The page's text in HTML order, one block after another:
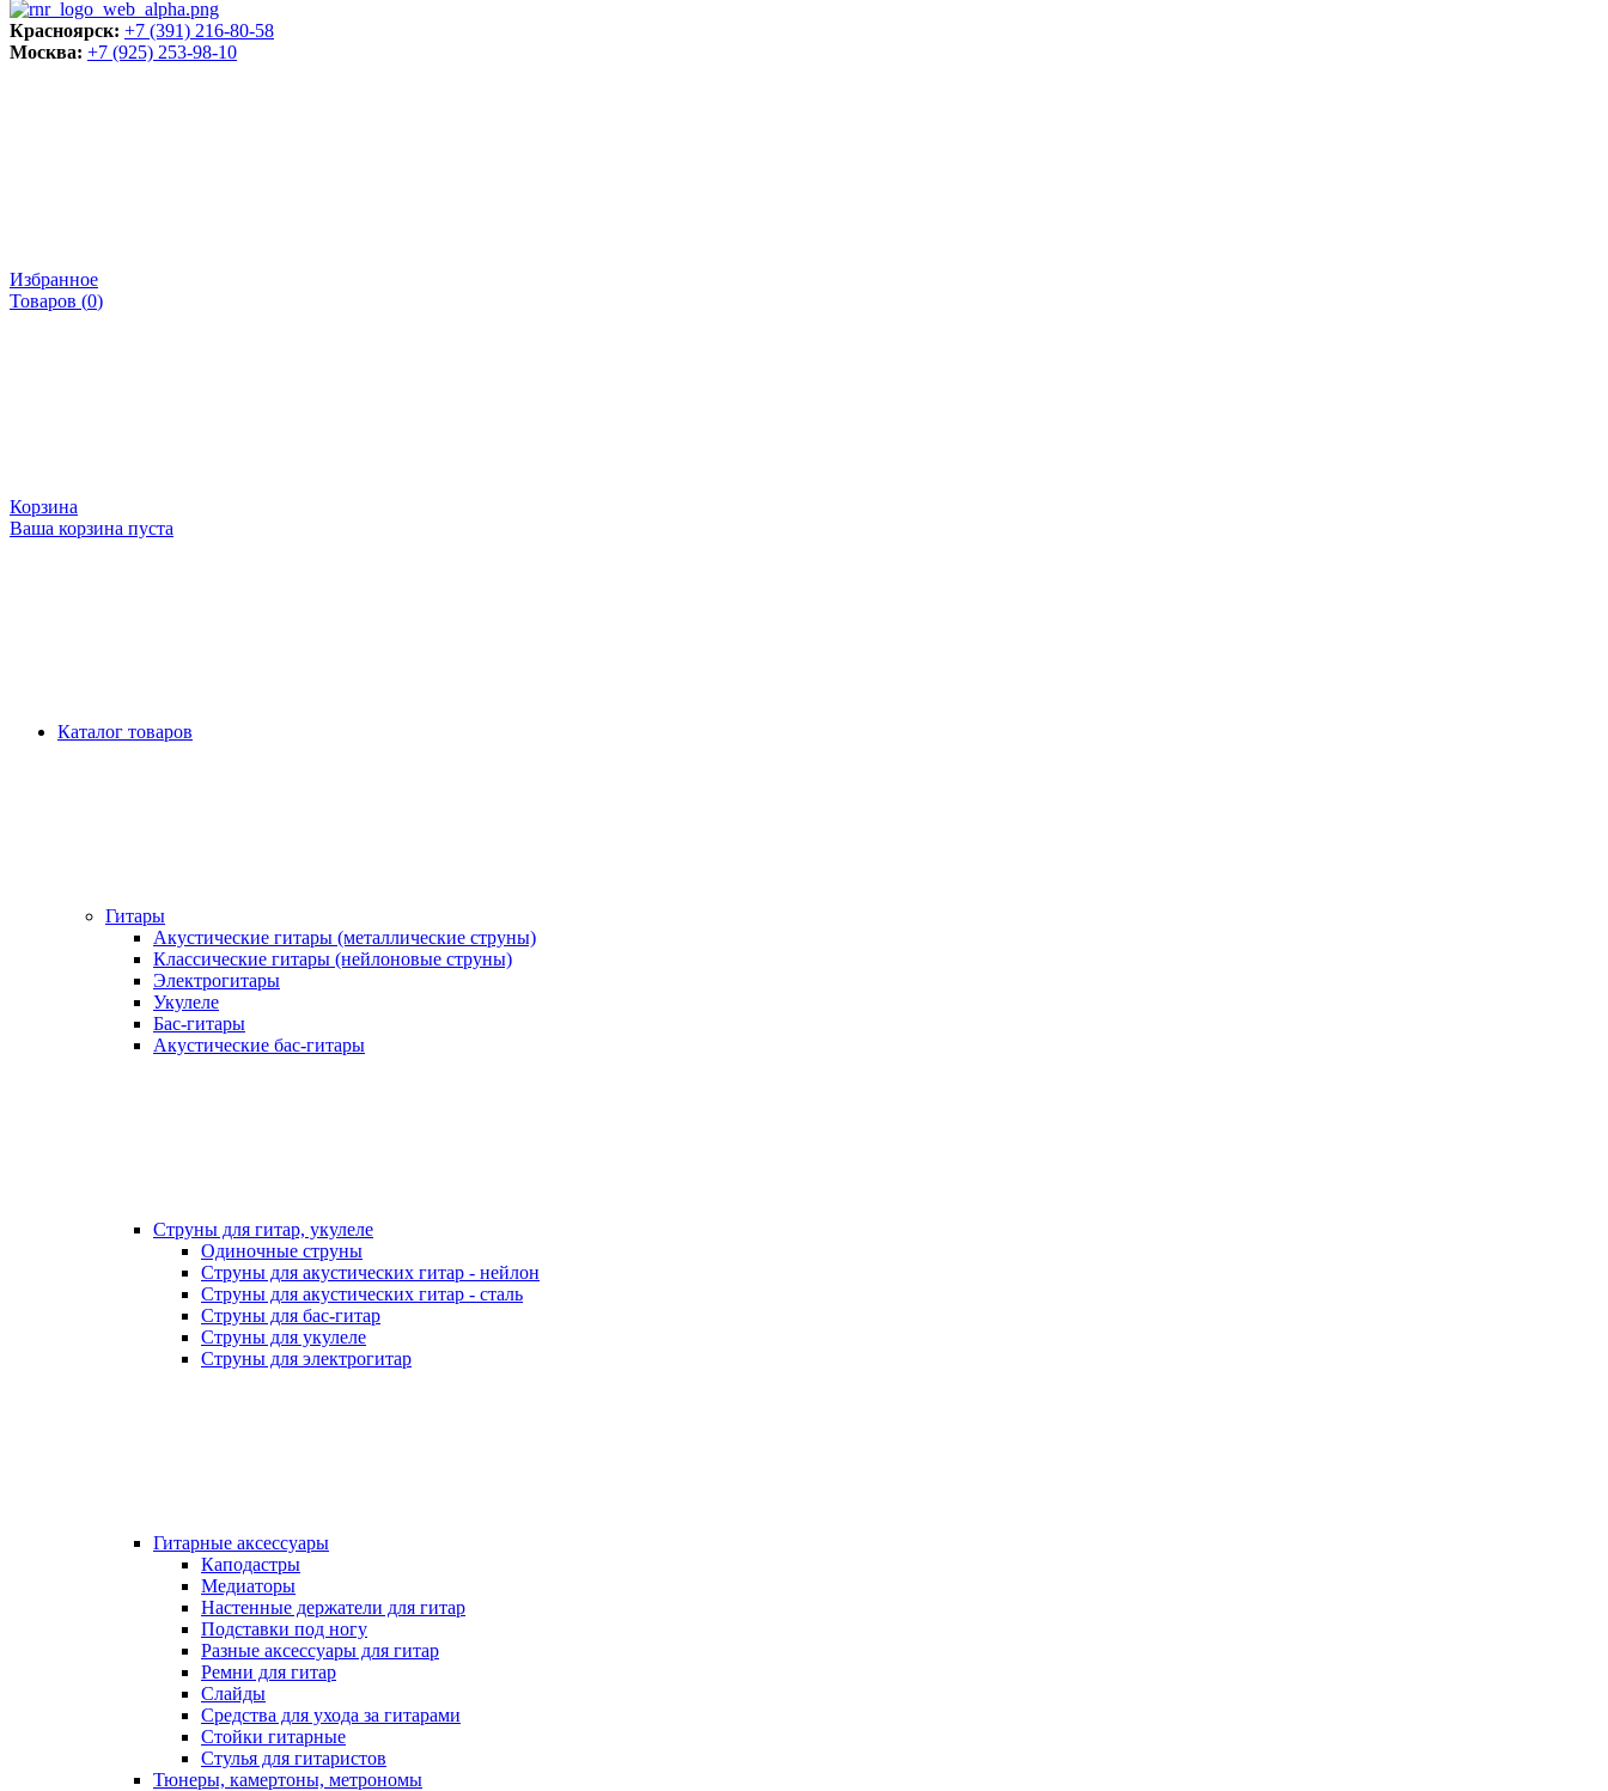
Красноярск: +7 (391) 216-80-58
Москва: +7 (925) 253-98-10
Избранное
Товаров (0)
Корзина
Ваша корзина пуста
Каталог товаров
Гитары
Акустические гитары (металлические струны)
Классические гитары (нейлоновые струны)
Электрогитары
Укулеле
Бас-гитары
Акустические бас-гитары
Струны для гитар, укулеле
Одиночные струны
Струны для акустических гитар - нейлон
Струны для акустических гитар - сталь
Струны для бас-гитар
Струны для укулеле
Струны для электрогитар
Гитарные аксессуары
Каподастры
Медиаторы
Настенные держатели для гитар
Подставки под ногу
Разные аксессуары для гитар
Ремни для гитар
Слайды
Средства для ухода за гитарами
Стойки гитарные
Стулья для гитаристов
Тюнеры, камертоны, метрономы